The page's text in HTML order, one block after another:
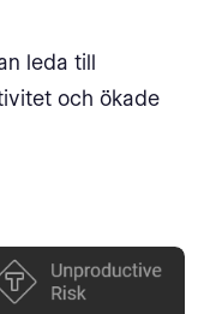
leda till
och ökade